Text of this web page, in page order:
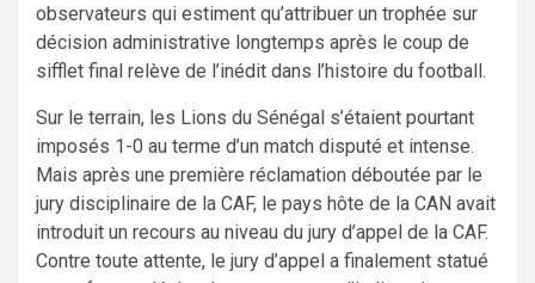
observateurs qui estiment qu’attribuer un trophée sur
décision administrative longtemps après le coup de
sifflet final relève de l’inédit dans l’histoire du football.
Sur le terrain, les Lions du Sénégal s’étaient pourtant
imposés 1-0 au terme d’un match disputé et intense.
Mais après une première réclamation déboutée par le
jury disciplinaire de la CAF, le pays hôte de la CAN avait
introduit un recours au niveau du jury d’appel de la CAF.
Contre toute attente, le jury d’appel a finalement statué